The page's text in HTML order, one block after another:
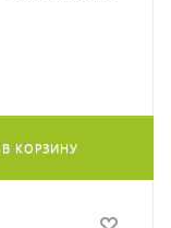
В КОРЗИНУ